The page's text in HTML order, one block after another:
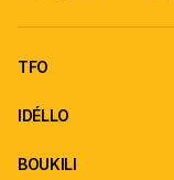
TFO
IDÉLLO
BOUKILI